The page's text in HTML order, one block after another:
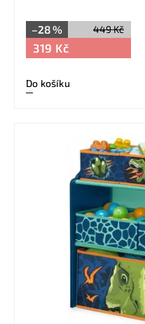
449 Kč
–28 %
319 Kč
Do košíku